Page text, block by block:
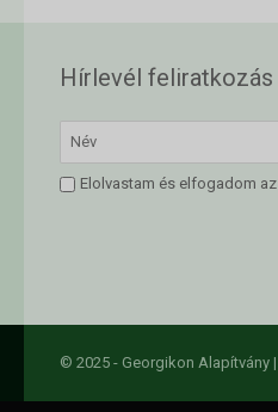
Hírlevél feliratkozás
Elolvastam és elfogadom az
© 2025 - Georgikon Alapítvány |